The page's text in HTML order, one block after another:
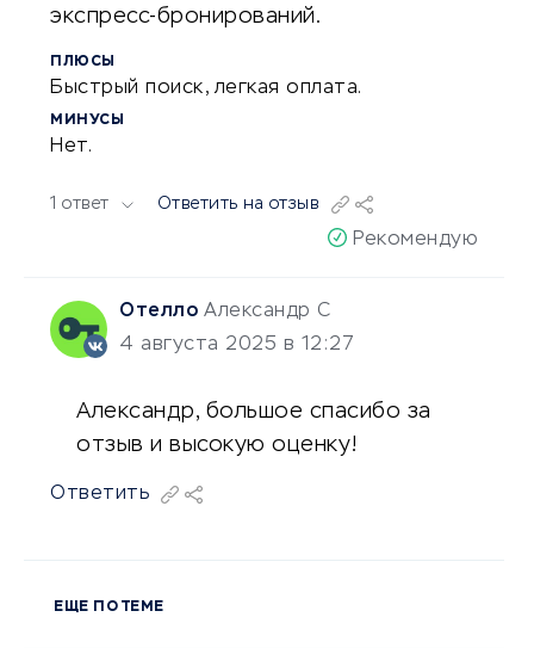
экспресс-бронирований.
ПЛЮСЫ
Быстрый поиск, легкая оплата.
МИНУСЫ
Нет.
1 ответ Ответить на отзыв
Рекомендую
Отелло Александр С
4 августа 2025 в 12:27
Александр, большое спасибо за
отзыв и высокую оценку!
Ответить
ЕЩЕ ПО ТЕМЕ